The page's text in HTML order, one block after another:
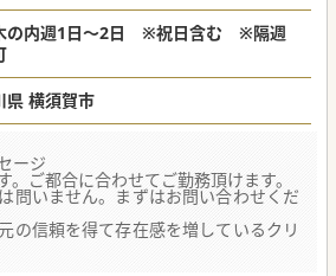
の内週1日～2日 ※祝日含む ※隔週
神奈川県 横須賀市
ージ
ご都合に合わせてご勤務頂けます。
問いません。まずはお問い合わせくだ
の信頼を得て存在感を増しているクリ
相談可能です。